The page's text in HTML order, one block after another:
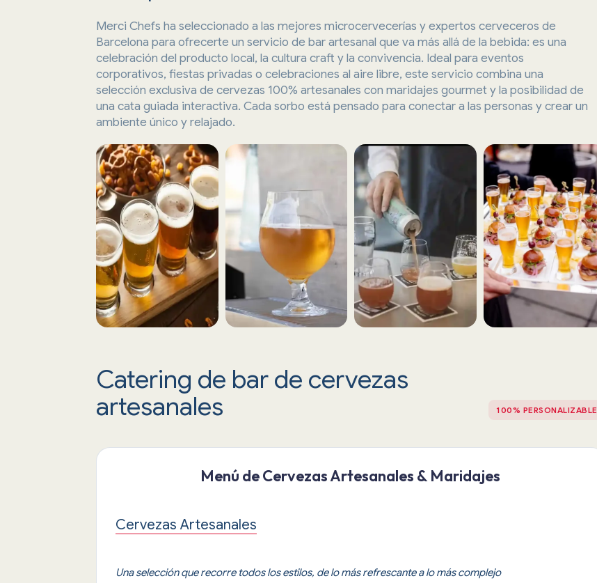
Merci Chefs ha seleccionado a las mejores microcervecerías y expertos cerveceros de
Barcelona para ofrecerte un servicio de bar artesanal que va más allá de la bebida: es una
celebración del producto local, la cultura craft y la convivencia. Ideal para eventos
corporativos, fiestas privadas o celebraciones al aire libre, este servicio combina una
selección exclusiva de cervezas 100% artesanales con maridajes gourmet y la posibilidad de
una cata guiada interactiva. Cada sorbo está pensado para conectar a las personas y crear un
ambiente único y relajado.
Catering de bar de cervezas
artesanales
100% PERSONALIZABLE
Menú de Cervezas Artesanales & Maridajes
Cervezas Artesanales
Una selección que recorre todos los estilos, de lo más refrescante a lo más complejo